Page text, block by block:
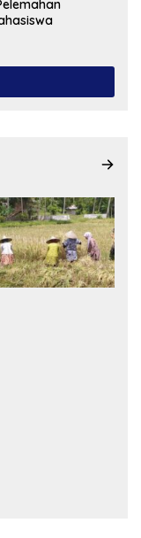
Gerakan Mahasiswa